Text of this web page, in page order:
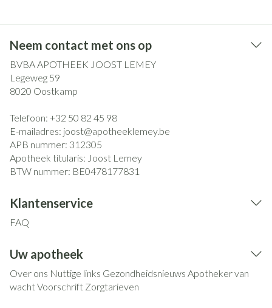
Neem contact met ons op
BVBA APOTHEEK JOOST LEMEY
Legeweg 59
8020 Oostkamp
Telefoon: +32 50 82 45 98
E-mailadres: joost@apotheeklemey.be
APB nummer: 312305
Apotheek titularis: Joost Lemey
BTW nummer: BE0478177831
Klantenservice
FAQ
Uw apotheek
Over ons Nuttige links Gezondheidsnieuws Apotheker van
wachtVoorschrift Zorgtarieven